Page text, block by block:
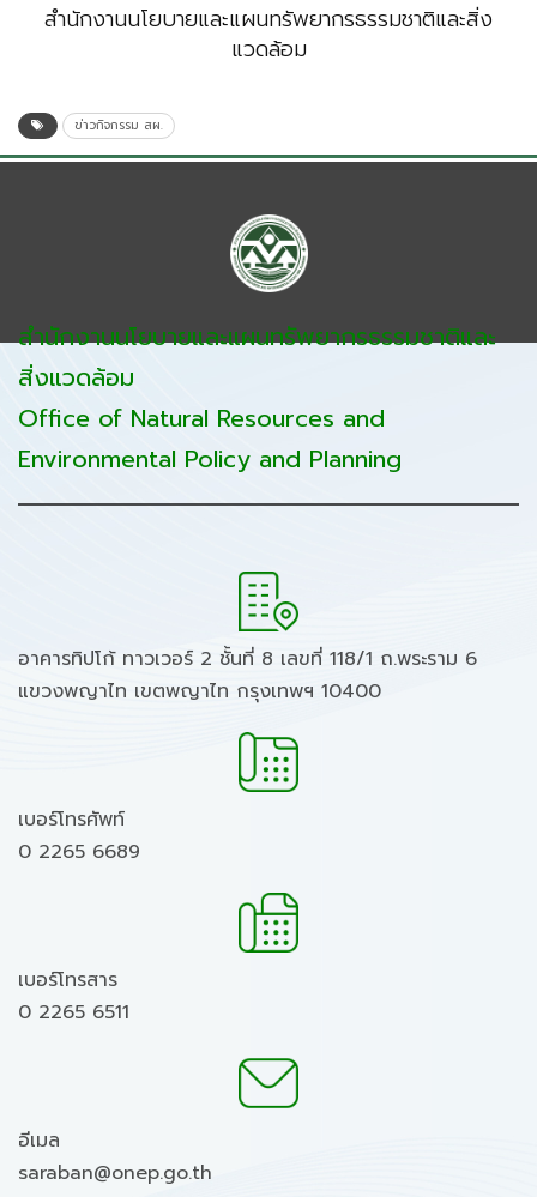
สำนักงานนโยบายและแผนทรัพยากรธรรมชาติและสิ่ง
แวดล้อม
ข่าวกิจกรรม สผ.
สำนักงานนโยบายและแผนทรัพยากรธรรมชาติและ
สิ่งแวดล้อม
Office of Natural Resources and
Environmental Policy and Planning
อาคารทิปโก้ ทาวเวอร์ 2 ชั้นที่ 8 เลขที่ 118/1 ถ.พระราม 6
แขวงพญาไท เขตพญาไท กรุงเทพฯ 10400
เบอร์โทรศัพท์
0 2265 6689
เบอร์โทรสาร
0 2265 6511
อีเมล
saraban@onep.go.th